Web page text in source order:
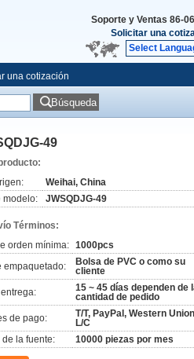
Soporte y Ventas 86-
Solicitar una
Select
una cotización
Búsqueda
49
Weihai, China
modelo:
JWSQDJG-49
Términos:
orden mínima: 1000pcs
empaquetado:
Bolsa de PVC o como su
cliente
15 ~ 45 días dependen de
cantidad de pedido
de pago:
T/T, PayPal, Western
L/C
la fuente:
10000 piezas por mes